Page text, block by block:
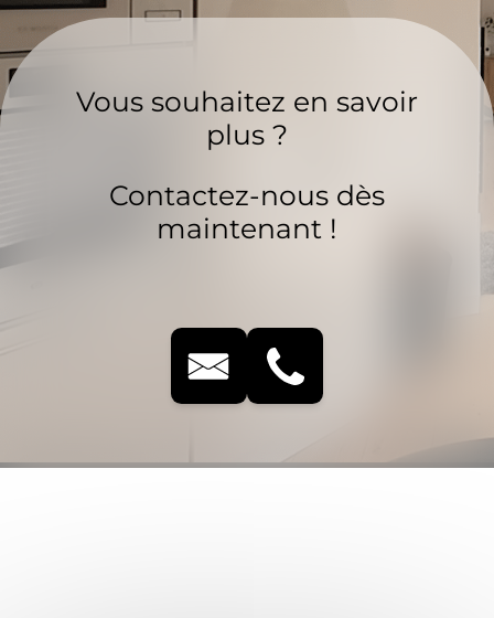
Vous souhaitez en savoir
plus ?
Contactez-nous dès
maintenant !